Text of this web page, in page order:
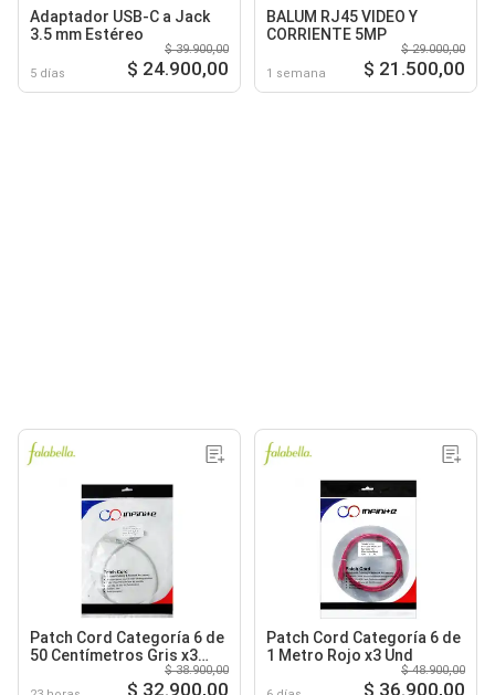
Adaptador USB-C a Jack
3.5 mm Estéreo
5 días
$ 39.900,00
$ 24.900,00
BALUM RJ45 VIDEO Y
CORRIENTE 5MP
1 semana
$ 29.000,00
$ 21.500,00
Patch Cord Categoría 6 de
50 Centímetros Gris x3
$ 38.900,00
$ 32.900,00
Patch Cord Categoría 6 de
1 Metro Rojo x3 Und
$ 48.900,00
$ 36.900,00